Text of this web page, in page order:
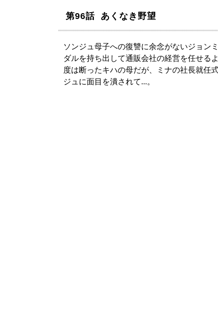
第96話 あくなき野望
ソンジュ母子への復讐に余念がないジョン
ダルを持ち出して通販会社の経営を任せる
度は断ったキハの母だが、ミナの社長就任
ジュに面目を潰されて...。